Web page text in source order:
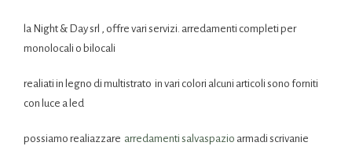
la Night & Day srl , offre vari servizi. arredamenti completi per
monolocali o bilocali
realiati in legno di multistrato in vari colori alcuni articoli sono forniti
con luce a led
possiamo realiazzare arredamenti salvaspazio armadi scrivanie